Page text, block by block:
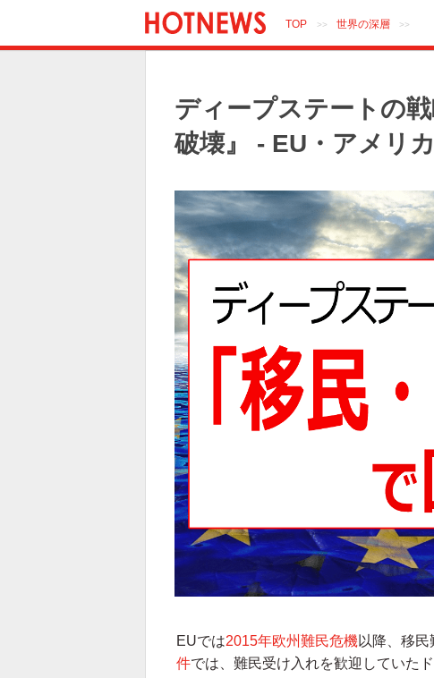
TOP >> 世界の深層 >>
ディープステートの
破壊』 - EU・アメリ
EUでは2015年欧州難民危機以降、移民
件では、難民受け入れを歓迎していた